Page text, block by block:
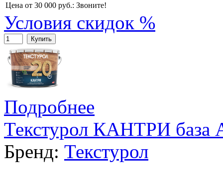
Цена от 30 000 руб.: Звоните!
Условия скидок %
Купить
Подробнее
Текстурол КАНТРИ база
Бренд: Текстурол